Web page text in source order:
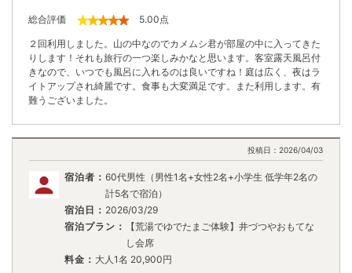
総合評価 5.00点
２回利用しました。山の中なのでカメムシ君が部屋の中に入ってきた
りします！それも旅行の一つ楽しみかなと思います。客室露天風呂付
きなので、いつでも風呂に入れるのは良いですね！庭は広く、夜はラ
イトアップされ綺麗です。食事も大変満足です。また利用します。有
難うございました。
投稿日： 2026/04/03
宿泊者： 60代男性（男性1名+女性2名+小学生 低学年2名の
計5名で宿泊）
宿泊日： 2026/03/29
宿泊プラン：
【荒湯でゆでたまご体験】井づつやおもてな
し会席
料金： 大人1名 20,900円